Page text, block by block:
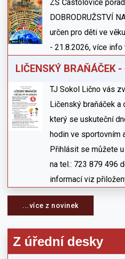
ZŠ Častolovice
DOBRODRUŽSTVÍ
určen pro děti ve
- 21.8.2026, více info
LIČENSKÝ BRAŇÁČEK
TJ Sokol Lično vás
Ličenský braňáček a
který se uskuteční
hodin ve sportovním
Přihlásit se můžete u
na tel.: 723 879 496
informací viz
...více z novinek
Z úřední desky